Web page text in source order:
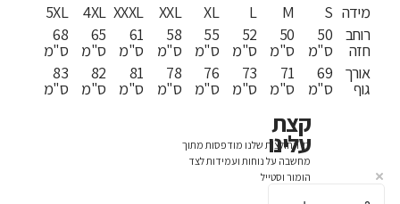
5XL
68
ס"מ
83
ס"מ
4XL
65
ס"מ
82
ס"מ
XXXL
61
ס"מ
81
ס"מ
XXL
58
ס"מ
78
ס"מ
XL
55
ס"מ
76
ס"מ
L
52
ס"מ
73
ס"מ
M
50
ס"מ
71
ס"מ
S
50
ס"מ
69
ס"מ
מידה
רוחב
חזה
אורך
גוף
כל החולצות שלנו מודפסות מתוך
מחשבה על נוחות ועמידות לצד
הומור וסטייל
קצת
עלינו